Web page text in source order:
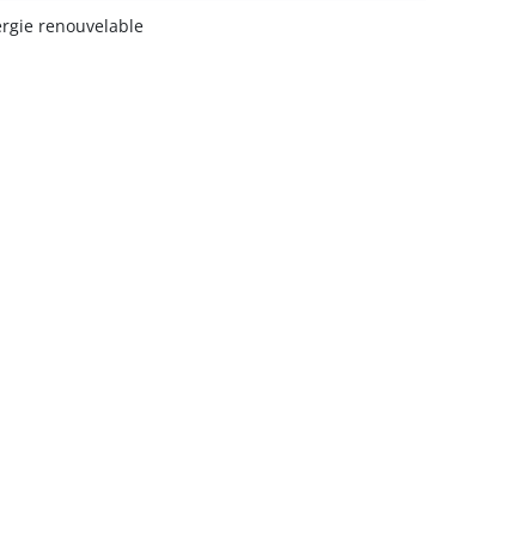
renouvelable